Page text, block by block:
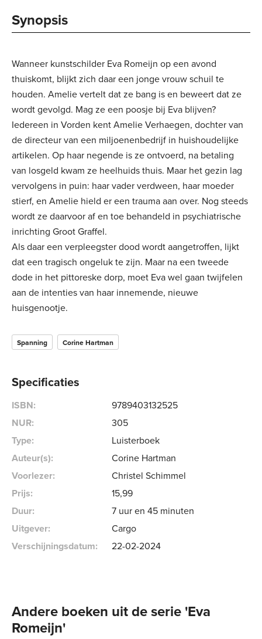
Synopsis
Wanneer kunstschilder Eva Romeijn op een avond
thuiskomt, blijkt zich daar een jonge vrouw schuil te
houden. Amelie vertelt dat ze bang is en beweert dat ze
wordt gevolgd. Mag ze een poosje bij Eva blijven?
Iedereen in Vorden kent Amelie Verhaegen, dochter van
de directeur van een miljoenenbedrijf in huishoudelijke
artikelen. Op haar negende is ze ontvoerd, na betaling
van losgeld kwam ze heelhuids thuis. Maar het gezin lag
vervolgens in puin: haar vader verdween, haar moeder
stierf, en Amelie hield er een trauma aan over. Nog steeds
wordt ze daarvoor af en toe behandeld in psychiatrische
inrichting Groot Graffel.
Als daar een verpleegster dood wordt aangetroffen, lijkt
dat een tragisch ongeluk te zijn. Maar na een tweede
dode in het pittoreske dorp, moet Eva wel gaan twijfelen
aan de intenties van haar innemende, nieuwe
huisgenootje.
Spanning Corine Hartman
Specificaties
ISBN:
9789403132525
NUR:
305
Type:
Luisterboek
Auteur(s):
Corine Hartman
Voorlezer:
Christel Schimmel
Prijs:
15,99
Duur:
7 uur en 45 minuten
Uitgever:
Cargo
Verschijningsdatum:
22-02-2024
Andere boeken uit de serie 'Eva
Romeijn'